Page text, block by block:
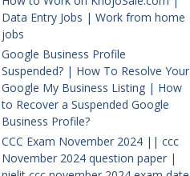
Data Entry Jobs | Work from home
jobs
Google Business Profile
Suspended? | How To Resolve Your
Google My Business Listing | How
to Recover a Suspended Google
Business Profile?
CCC Exam November 2024 || ccc
November 2024 question paper |